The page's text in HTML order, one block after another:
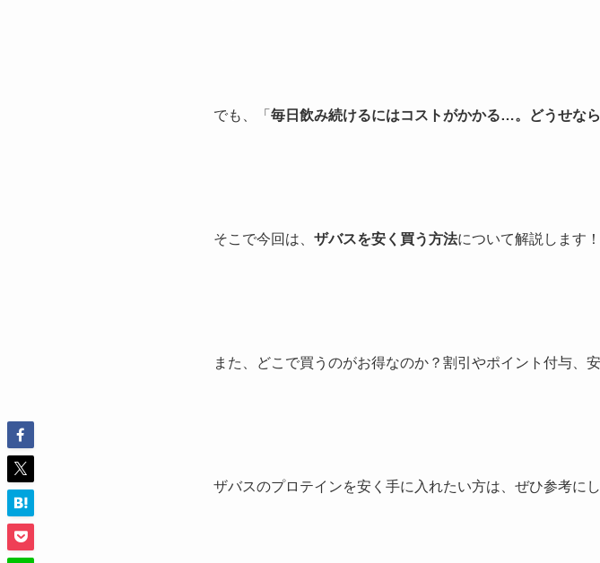
でも、「 毎日飲み続けるにはコストがかかる…。どうせな
そこで今回は、 ザバスを安く買う方法について解説します！
また、どこで買うのがお得なのか？割引やポイント付与、
ザバスのプロテインを安く手に入れたい方は、ぜひ参考に